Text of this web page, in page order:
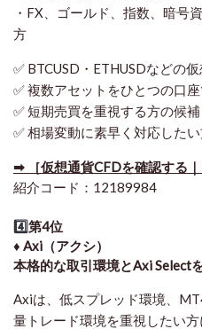
・FX、ゴールド、指数、暗号
方
✅ BTCUSD・ETHUSDなどの
✅ 複数アセットをひとつの口
✅ 短期売買を重視する方の候補
✅ 相場変動に素早く対応した
➡ ［仮想通貨CFDを確認する｜
紹介コード：12189984
4️⃣第4位
♦️ Axi（アクシ）
本格的な取引環境とAxi Select
Axiは、低スプレッド環境、
量トレード環境を重視したい方